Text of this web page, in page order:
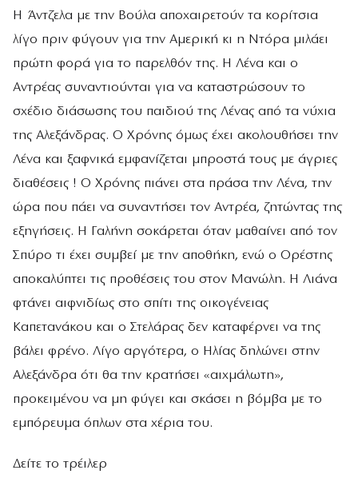
Η Άντζελα µε την Βούλα αποχαιρετούν τα κορίτσια
λίγο πριν φύγουν για την Αµερική κι η Ντόρα μιλάει
πρώτη φορά για το παρελθόν της. Η Λένα και ο
Αντρέας συναντιούνται για να καταστρώσουν το
σχέδιο διάσωσης του παιδιού της Λένας από τα νύχια
της Αλεξάνδρας. Ο Χρόνης όμως έχει ακολουθήσει την
Λένα και ξαφνικά εμφανίζεται μπροστά τους με άγριες
διαθέσεις ! Ο Χρόνης πιάνει στα πράσα την Λένα, την
ώρα που πάει να συναντήσει τον Αντρέα, ζητώντας της
εξηγήσεις. Η Γαλήνη σοκάρεται όταν µαθαίνει από τον
Σπύρο τι έχει συµβεί µε την αποθήκη, ενώ ο Ορέστης
αποκαλύπτει τις προθέσεις του στον Μανώλη. Η Λιάνα
φτάνει αιφνιδίως στο σπίτι της οικογένειας
Καπετανάκου και ο Στελάρας δεν καταφέρνει να της
βάλει φρένο. Λίγο αργότερα, ο Ηλίας δηλώνει στην
Αλεξάνδρα ότι θα την κρατήσει «αιχµάλωτη»,
προκειµένου να µη φύγει και σκάσει η βόµβα µε το
εµπόρευµα όπλων στα χέρια του.
Δείτε το τρέιλερ